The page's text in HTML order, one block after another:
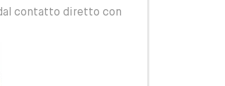
contatto diretto con